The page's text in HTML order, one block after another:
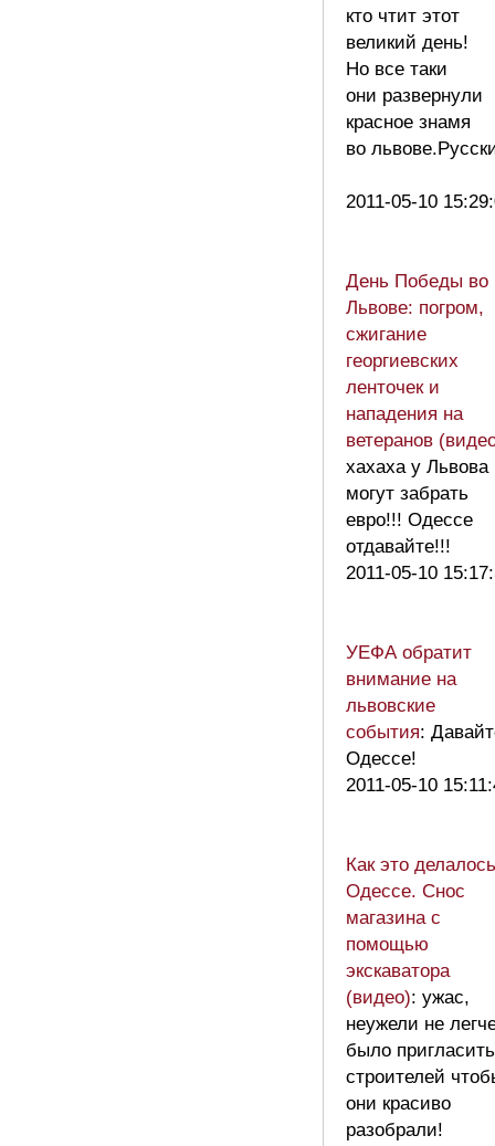
кто чтит этот
великий день!
Но все таки
они развернули
красное знамя
во
2011-05-10
День Победы во
Львове: погром,
сжигание
георгиевских
ленточек и
нападения на
ветеранов
хахаха у Львова
могут забрать
евро!!! Одессе
отдавайте!!!
2011-05-10
УЕФА обратит
внимание на
львовские
события:
Одессе!
2011-05-10
Как это
Одессе. Снос
магазина с
помощью
экскаватора
(видео): ужас,
неужели не
было пригласить
строителей
они красиво
разобрали!